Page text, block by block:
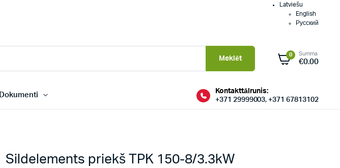
Latviešu
English
Русский
Meklēt 0 Summa
€0.00
Dokumenti
Kontakttālrunis:
+371 29999003, +371 67813102
Sildelements priekš TPK 150-8/3.3kW